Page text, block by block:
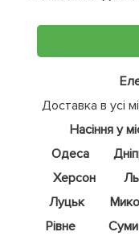
Доставка в усі
Насіння у
Одеса
Херсон
Луцьк
Рівне
Суми